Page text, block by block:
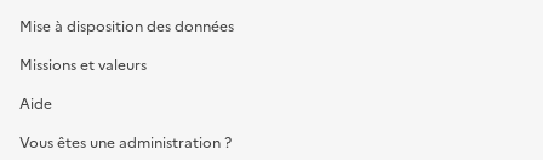
Mise à disposition des données
Missions et valeurs
Aide
Vous êtes une administration ?